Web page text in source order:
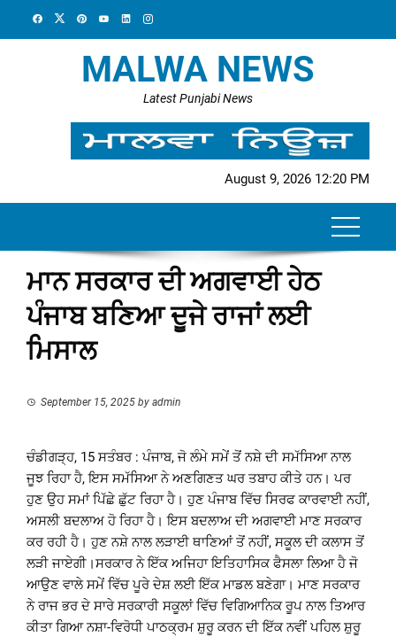
MALWA NEWS
Latest Punjabi News
August 9, 2026 12:20 PM
ਮਾਨ ਸਰਕਾਰ ਦੀ ਅਗਵਾਈ ਹੇਠ
ਪੰਜਾਬ ਬਣਿਆ ਦੂਜੇ ਰਾਜਾਂ ਲਈ
ਮਿਸਾਲ
September 15, 2025 by admin
ਚੰਡੀਗੜ੍ਹ, 15 ਸਤੰਬਰ : ਪੰਜਾਬ, ਜੋ ਲੰਮੇ ਸਮੇਂ ਤੋਂ ਨਸ਼ੇ ਦੀ ਸਮੱਸਿਆ ਨਾਲ
ਜੂਝ ਰਿਹਾ ਹੈ, ਇਸ ਸਮੱਸਿਆ ਨੇ ਅਣਗਿਣਤ ਘਰ ਤਬਾਹ ਕੀਤੇ ਹਨ। ਪਰ
ਹੁਣ ਉਹ ਸਮਾਂ ਪਿੱਛੇ ਛੁੱਟ ਰਿਹਾ ਹੈ। ਹੁਣ ਪੰਜਾਬ ਵਿੱਚ ਸਿਰਫ ਕਾਰਵਾਈ ਨਹੀਂ,
ਅਸਲੀ ਬਦਲਾਅ ਹੋ ਰਿਹਾ ਹੈ। ਇਸ ਬਦਲਾਅ ਦੀ ਅਗਵਾਈ ਮਾਣ ਸਰਕਾਰ
ਕਰ ਰਹੀ ਹੈ। ਹੁਣ ਨਸ਼ੇ ਨਾਲ ਲੜਾਈ ਥਾਣਿਆਂ ਤੋਂ ਨਹੀਂ, ਸਕੂਲ ਦੀ ਕਲਾਸ ਤੋਂ
ਲੜੀ ਜਾਏਗੀ।ਸਰਕਾਰ ਨੇ ਇੱਕ ਅਜਿਹਾ ਇਤਿਹਾਸਿਕ ਫੈਸਲਾ ਲਿਆ ਹੈ ਜੋ
ਆਉਣ ਵਾਲੇ ਸਮੇਂ ਵਿੱਚ ਪੂਰੇ ਦੇਸ਼ ਲਈ ਇੱਕ ਮਾਡਲ ਬਣੇਗਾ। ਮਾਣ ਸਰਕਾਰ
ਨੇ ਰਾਜ ਭਰ ਦੇ ਸਾਰੇ ਸਰਕਾਰੀ ਸਕੂਲਾਂ ਵਿੱਚ ਵਿਗਿਆਨਿਕ ਰੂਪ ਨਾਲ ਤਿਆਰ
ਕੀਤਾ ਗਿਆ ਨਸ਼ਾ-ਵਿਰੋਧੀ ਪਾਠਕ੍ਰਮ ਸ਼ੁਰੂ ਕਰਨ ਦੀ ਇੱਕ ਨਵੀਂ ਪਹਿਲ ਸ਼ੁਰੂ